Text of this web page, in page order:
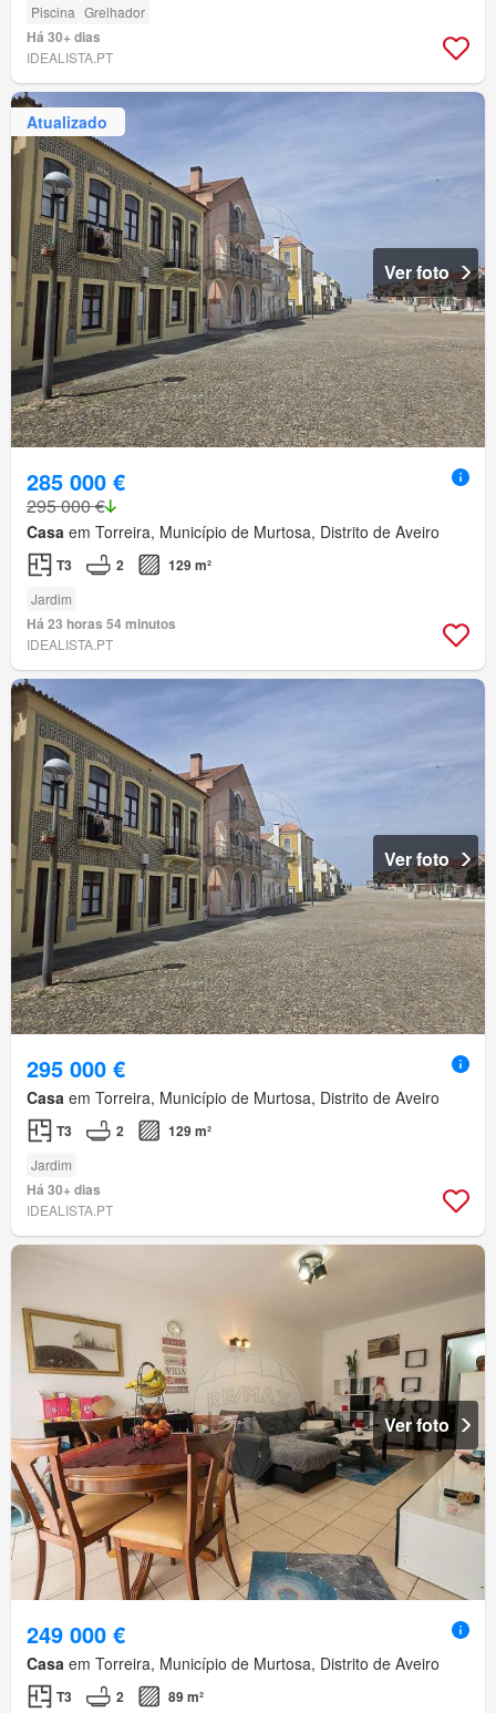
Piscina Grelhador
Há 30+ dias
IDEALISTA.PT
Atualizado
Ver foto
285 000 €
295 000 €
Casa em Torreira, Município de Murtosa, Distrito de Aveiro
T3 2 129 m²
Jardim
Há 23 horas 54 minutos
IDEALISTA.PT
Ver foto
295 000 €
Casa em Torreira, Município de Murtosa, Distrito de Aveiro
T3 2 129 m²
Jardim
Há 30+ dias
IDEALISTA.PT
Ver foto
249 000 €
Casa em Torreira, Município de Murtosa, Distrito de Aveiro
T3 2
89 m²